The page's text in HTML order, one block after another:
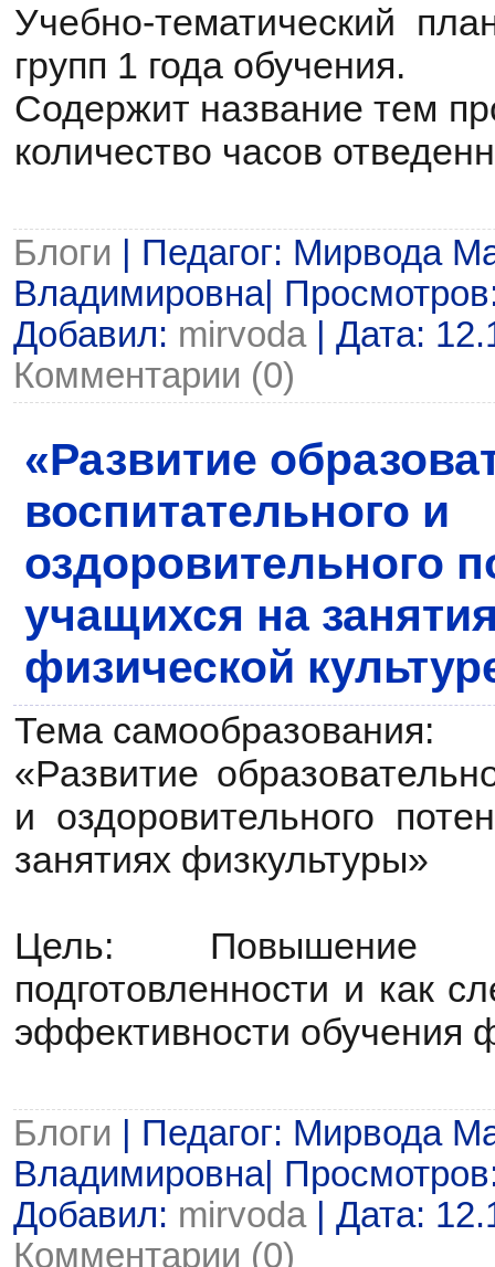
Учебно-тематический
групп 1 года обучения.
Содержит название тем
количество часов
Блоги | Педагог: Мирвода
Владимировна|
Добавил: mirvoda| Дата:
Комментарии (0)
«Развитие
воспитательного и
оздоровительного
учащихся на
физической
Тема самообразования:
«Развитие
и оздоровительного
занятиях физкультуры»
Цель: Повышение
подготовленности и как
эффективности обучения
Блоги | Педагог: Мирвода
Владимировна|
Добавил: mirvoda| Дата:
Комментарии (0)